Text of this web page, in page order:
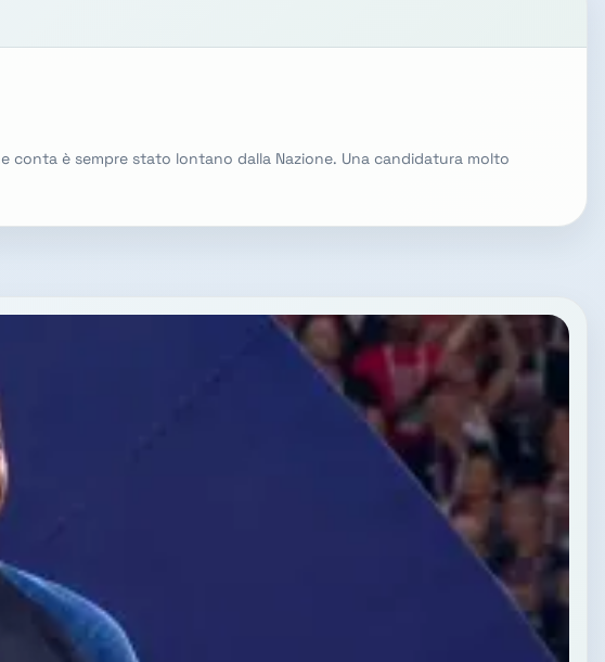
conta è sempre stato lontano dalla Nazione. Una candidatura molto